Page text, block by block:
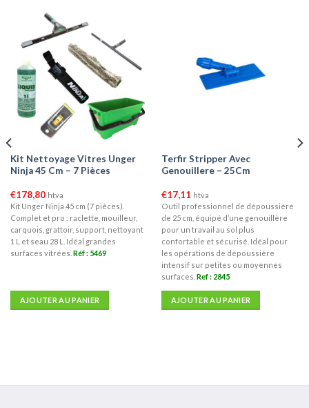
Kit Nettoyage Vitres Unger
Ninja 45 Cm – 7 Pièces
€178,80 htva
Kit Unger Ninja 45 cm (7 pièces).
Complet et pro : raclette, mouilleur,
carquois, grattoir, support, nettoyant
1 L et seau 28 L. Idéal grandes
surfaces vitrées. Réf : 5469
AJOUTER AU PANIER
Terfir Stripper Avec
Genouillere – 25Cm
€17,11 htva
Outil professionnel de dépoussière
de 25 cm, équipé d’une genouillère
pour un travail au sol plus
confortable et sécurisé. Idéal pour
les opérations de dépoussière
intensif sur petites ou moyennes
surfaces. Ref : 2845
AJOUTER AU PANIER